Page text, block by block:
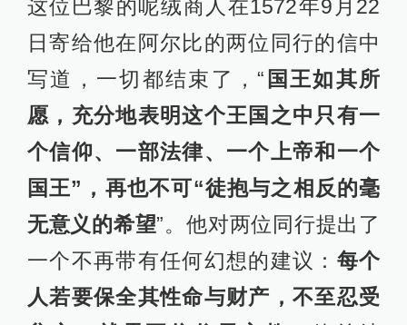
这位巴黎的呢绒商人在1572年9月22
日寄给他在阿尔比的两位同行的信中
写道，一切都结束了，“ 国王如其所
愿，充分地表明这个王国之中只有一
个信仰、一部法律、一个上帝和一个
国王”，再也不可“徒抱与之相反的毫
无意义的希望”。他对两位同行提出了
一个不再带有任何幻想的建议： 每个
人若要保全其性命与财产，不至忍受